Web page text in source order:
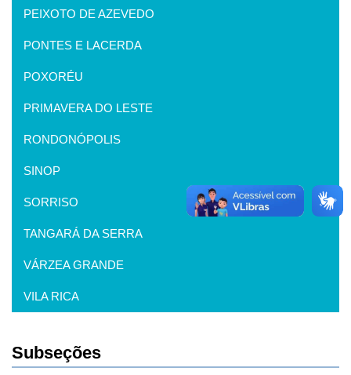
PEIXOTO DE AZEVEDO
PONTES E LACERDA
POXORÉU
PRIMAVERA DO LESTE
RONDONÓPOLIS
SINOP
SORRISO
TANGARÁ DA SERRA
VÁRZEA GRANDE
VILA RICA
Subseções